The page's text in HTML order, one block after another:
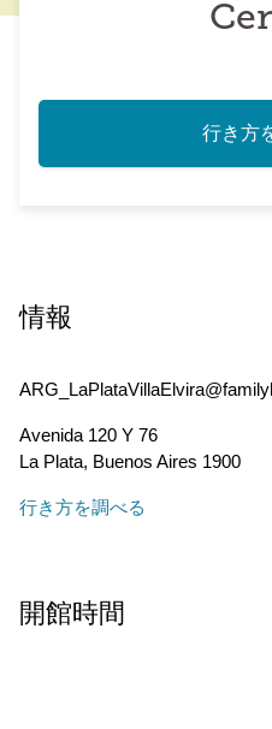
行き方
情報
Avenida 120 Y 76
La Plata, Buenos Aires 1900
行き方を調べる
開館時間